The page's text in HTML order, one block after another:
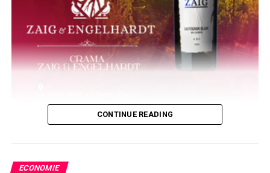
CONTINUE READING
ECONOMIE